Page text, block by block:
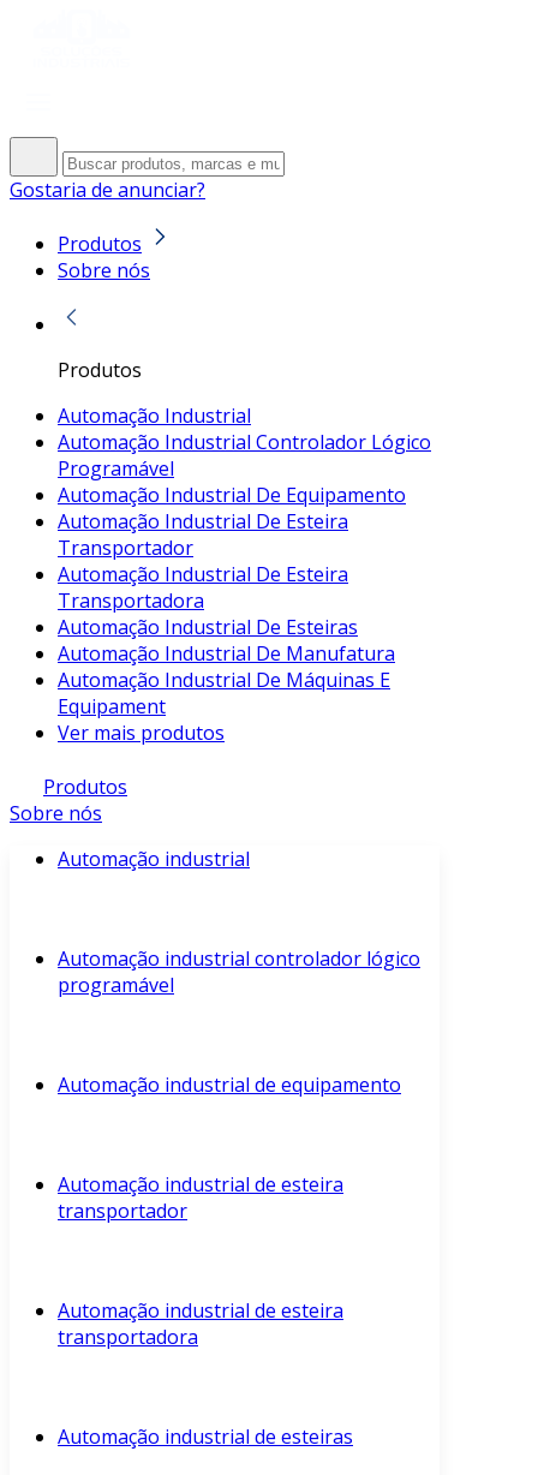
Gostaria de anunciar?
Produtos
Sobre nós
Produtos
Automação Industrial
Automação Industrial Controlador Lógico
Programável
Automação Industrial De Equipamento
Automação Industrial De Esteira
Transportador
Automação Industrial De Esteira
Transportadora
Automação Industrial De Esteiras
Automação Industrial De Manufatura
Automação Industrial De Máquinas E
Equipament
Ver mais produtos
Produtos
Sobre nós
Automação industrial
Automação industrial controlador lógico
programável
Automação industrial de equipamento
Automação industrial de esteira
transportador
Automação industrial de esteira
transportadora
Automação industrial de esteiras